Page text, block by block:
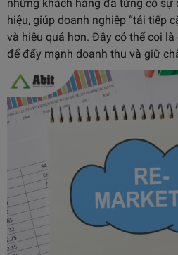
những khách hàng đã từng có sự
hiệu, giúp doanh nghiệp “tái tiếp
và hiệu quả hơn. Đây có thể coi
để đẩy mạnh doanh thu và giữ